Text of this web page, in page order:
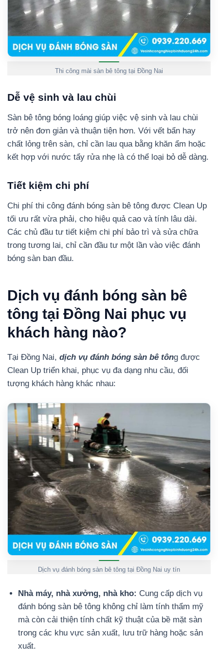
Thi công mài sàn bê tông tại Đồng Nai
Dễ vệ sinh và lau chùi
Sàn bê tông bóng loáng giúp việc vệ sinh và lau chùi
trở nên đơn giản và thuận tiện hơn. Với vết bẩn hay
chất lỏng trên sàn, chỉ cần lau qua bằng khăn ẩm hoặc
kết hợp với nước tẩy rửa nhẹ là có thể loại bỏ dễ dàng.
Tiết kiệm chi phí
Chi phí thi công đánh bóng sàn bê tông được Clean Up
tối ưu rất vừa phải, cho hiệu quả cao và tính lâu dài.
Các chủ đầu tư tiết kiệm chi phí bảo trì và sửa chữa
trong tương lai, chỉ cần đầu tư một lần vào việc đánh
bóng sàn ban đầu.
Dịch vụ đánh bóng sàn bê
tông tại Đồng Nai phục vụ
khách hàng nào?
Tại Đồng Nai, dịch vụ đánh bóng sàn bê tông được
Clean Up triển khai, phục vụ đa dạng nhu cầu, đối
tượng khách hàng khác nhau:
Dịch vụ đánh bóng sàn bê tông tại Đồng Nai uy tín
Nhà máy, nhà xưởng, nhà kho: Cung cấp dịch vụ
đánh bóng sàn bê tông không chỉ làm tính thẩm mỹ
mà còn cải thiện tính chất kỹ thuật của bề mặt sàn
trong các khu vực sản xuất, lưu trữ hàng hoặc sản
xuất.